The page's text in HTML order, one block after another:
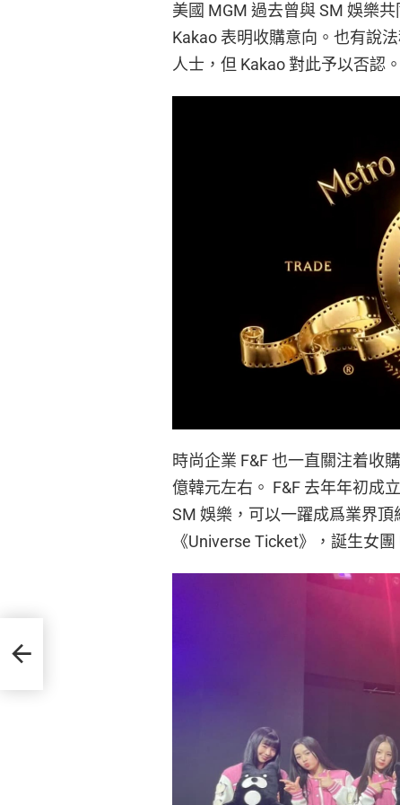
美國 MGM 過去曾與 SM 娛樂
Kakao 表明收購意向。也有說
人士，但 Kakao 對此予以否認。
時尚企業 F&F 也一直關注着收
億韓元左右。 F&F 去年年初成
SM 娛樂，可以一躍成爲業界頂
《Universe Ticket》，誕生女
宣